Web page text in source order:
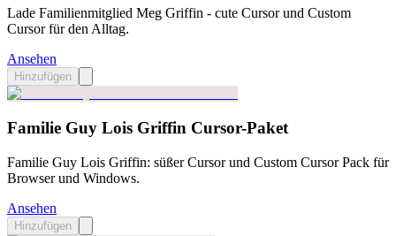
Lade Familienmitglied Meg Griffin - cute Cursor und Custom
Cursor für den Alltag.
Ansehen
Hinzufügen
Familie Guy Lois Griffin Cursor-Paket
Familie Guy Lois Griffin: süßer Cursor und Custom Cursor Pack für
Browser und Windows.
Ansehen
Hinzufügen